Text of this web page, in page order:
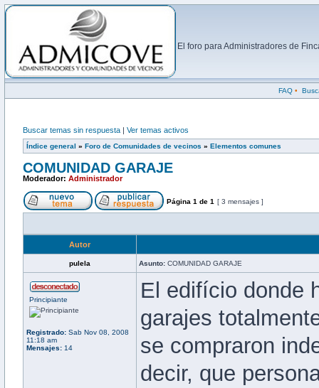
El foro para Administradores de
FAQ•
Buscar temas sin respuesta | Ver temas activos
Índice general » Foro de Comunidades de vecinos » Elementos comunes
COMUNIDAD GARAJE
Moderador: Administrador
Página 1 de 1 [ 3 mensajes ]
Autor
pulela Asunto: COMUNIDAD GARAJE
Principiante
Registrado: Sab Nov 08, 2008
11:18 am
Mensajes: 14
El edifício donde
garajes
se compraron
decir, que